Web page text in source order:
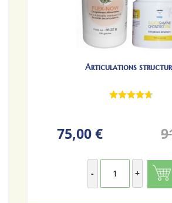
Articulations
75,00 €
- +